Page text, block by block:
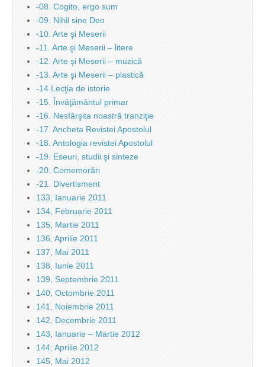
-08. Cogito, ergo sum
-09. Nihil sine Deo
-10. Arte şi Meserii
-11. Arte şi Meserii – litere
-12. Arte şi Meserii – muzică
-13. Arte şi Meserii – plastică
-14 Lecţia de istorie
-15. Învăţământul primar
-16. Nesfârşita noastră tranziţie
-17. Ancheta Revistei Apostolul
-18. Antologia revistei Apostolul
-19. Eseuri, studii şi sinteze
-20. Comemorări
-21. Divertisment
133, Ianuarie 2011
134, Februarie 2011
135, Martie 2011
136, Aprilie 2011
137, Mai 2011
138, Iunie 2011
139, Septembrie 2011
140, Octombrie 2011
141, Noiembrie 2011
142, Decembrie 2011
143, Ianuarie – Martie 2012
144, Aprilie 2012
145, Mai 2012